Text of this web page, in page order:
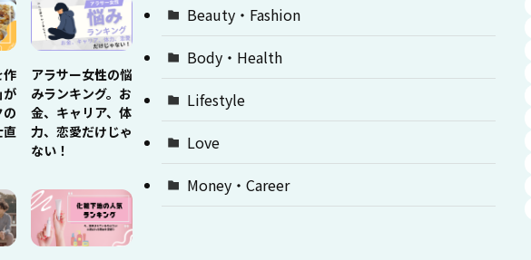
作
が
直
アラサー女性の悩
みランキング。お
金、キャリア、体
力、恋愛だけじゃ
ない！
Beauty・Fashion
Body・Health
Lifestyle
Love
Money・Career